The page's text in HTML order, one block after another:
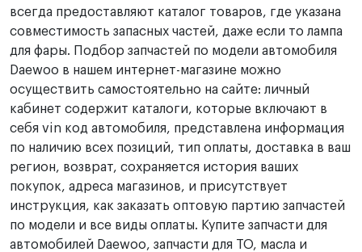
всегда предоставляют каталог товаров, где указана
совместимость запасных частей, даже если то лампа
для фары. Подбор запчастей по модели автомобиля
Daewoo в нашем интернет-магазине можно
осуществить самостоятельно на сайте: личный
кабинет содержит каталоги, которые включают в
себя vin код автомобиля, представлена информация
по наличию всех позиций, тип оплаты, доставка в ваш
регион, возврат, сохраняется история ваших
покупок, адреса магазинов, и присутствует
инструкция, как заказать оптовую партию запчастей
по модели и все виды оплаты. Купите запчасти для
автомобилей Daewoo, запчасти для ТО, масла и